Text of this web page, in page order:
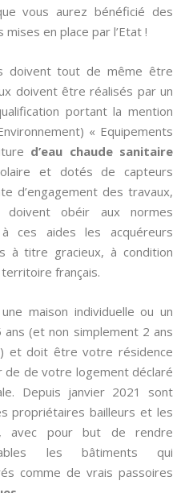
vous aurez bénéficié des
en place par l’Etat !
doivent tout de même être
doivent être réalisés par un
portant la mention
« Equipements
d’eau chaude sanitaire
et dotés de capteurs
d’engagement des travaux,
obéir aux normes
ces aides les acquéreurs
à titre gracieux, à condition
français.
maison individuelle ou un
(et non simplement 2 ans
et doit être votre résidence
de de votre logement déclaré
Depuis janvier 2021 sont
propriétaires bailleurs et les
avec pour but de rendre
les bâtiments qui
comme de vrais passoires